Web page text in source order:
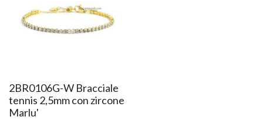
2BR0106G-W Bracciale
tennis 2,5mm con zircone
Marlu'